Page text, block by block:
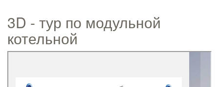
3D - тур по модульной
котельной